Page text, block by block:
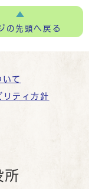
の先頭へ戻る
て
リティ方針
所